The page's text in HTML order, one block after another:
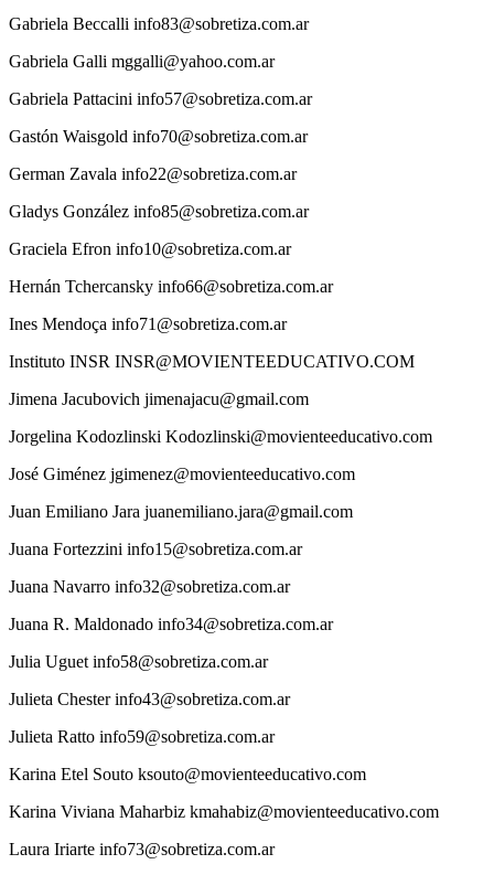
Gabriela Beccalli info83@sobretiza.com.ar
Gabriela Galli mggalli@yahoo.com.ar
Gabriela Pattacini info57@sobretiza.com.ar
Gastón Waisgold info70@sobretiza.com.ar
German Zavala info22@sobretiza.com.ar
Gladys González info85@sobretiza.com.ar
Graciela Efron info10@sobretiza.com.ar
Hernán Tchercansky info66@sobretiza.com.ar
Ines Mendoça info71@sobretiza.com.ar
Instituto INSR INSR@MOVIENTEEDUCATIVO.COM
Jimena Jacubovich jimenajacu@gmail.com
Jorgelina Kodozlinski Kodozlinski@movienteeducativo.com
José Giménez jgimenez@movienteeducativo.com
Juan Emiliano Jara juanemiliano.jara@gmail.com
Juana Fortezzini info15@sobretiza.com.ar
Juana Navarro info32@sobretiza.com.ar
Juana R. Maldonado info34@sobretiza.com.ar
Julia Uguet info58@sobretiza.com.ar
Julieta Chesterinfo43@sobretiza.com.ar
Julieta Ratto info59@sobretiza.com.ar
Karina Etel Souto ksouto@movienteeducativo.com
Karina Viviana Maharbiz kmahabiz@movienteeducativo.com
Laura Iriarte info73@sobretiza.com.ar